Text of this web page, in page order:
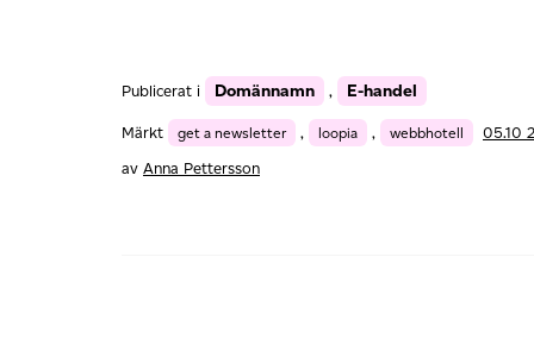
Publicerat i Domännamn , E-handel
Märkt get a newsletter , loopia , webbhotell
05.10
av Anna Pettersson